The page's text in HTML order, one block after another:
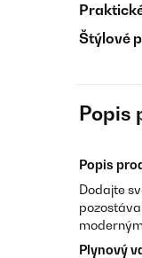
Štýlové
Popis
Popis
Dodajte
Plynový